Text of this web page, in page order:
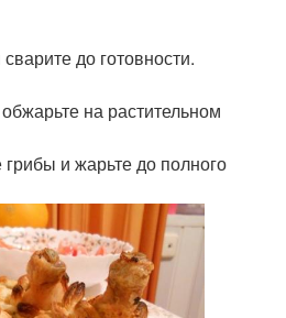
до готовности.
на растительном
и жарьте до полного